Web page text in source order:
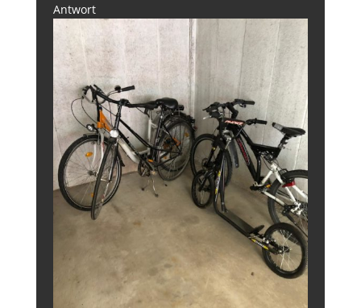
Antwort